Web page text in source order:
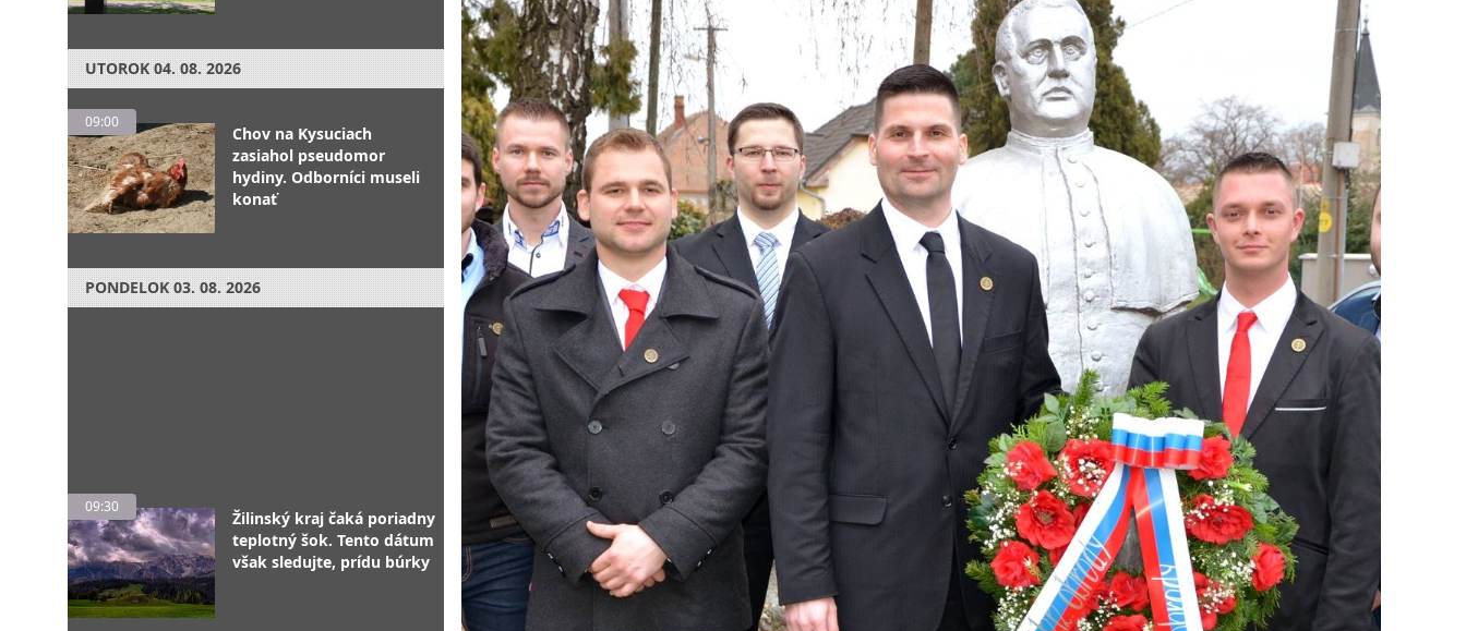
UTOROK 04. 08. 2026
09:00
Chov na Kysuciach
zasiahol pseudomor
hydiny. Odborníci museli
konať
PONDELOK 03. 08. 2026
09:30
Žilinský kraj čaká poriadny
teplotný šok. Tento dátum
však sledujte, prídu búrky